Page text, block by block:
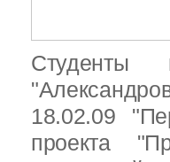
18.02.09
проекта